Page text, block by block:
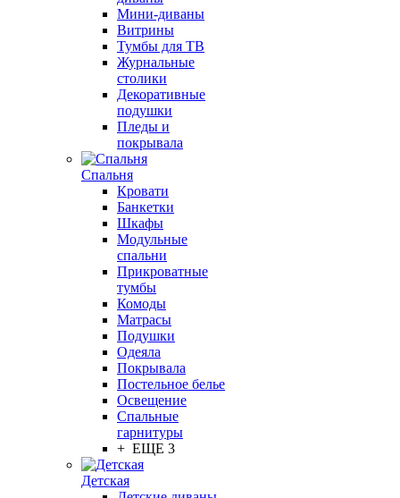
Мини-диваны
Витрины
Тумбы для ТВ
Журнальные
столики
Декоративные
подушки
Пледы и
покрывала
Спальня
Кровати
Банкетки
Шкафы
Модульные
спальни
Прикроватные
тумбы
Комоды
Матрасы
Подушки
Одеяла
Покрывала
Постельное белье
Освещение
Спальные
гарнитуры
+ ЕЩЕ 3
Детская